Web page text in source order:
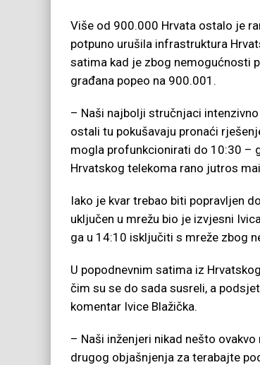
Više od 900.000 Hrvata ostalo je
potpuno urušila infrastruktura
satima kad je zbog nemogućnosti
građana popeo na 900.001.
– Naši najbolji stručnjaci
ostali tu pokušavaju pronaći
mogla profunkcionirati do 10:30 –
Hrvatskog telekoma rano jutros
Iako je kvar trebao biti popravljen
uključen u mrežu bio je izvjesni
ga u 14:10 isključiti s mreže zbog
U popodnevnim satima iz
čim su se do sada susreli, a
komentar Ivice Blažička.
– Naši inženjeri nikad nešto
drugog objašnjenja za terabajte